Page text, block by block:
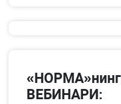
ВЕБИНАРИ: